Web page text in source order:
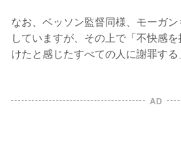
なお、ベッソン監督同様、モーガ
していますが、その上で「不快感
けたと感じたすべての人に謝罪する
AD